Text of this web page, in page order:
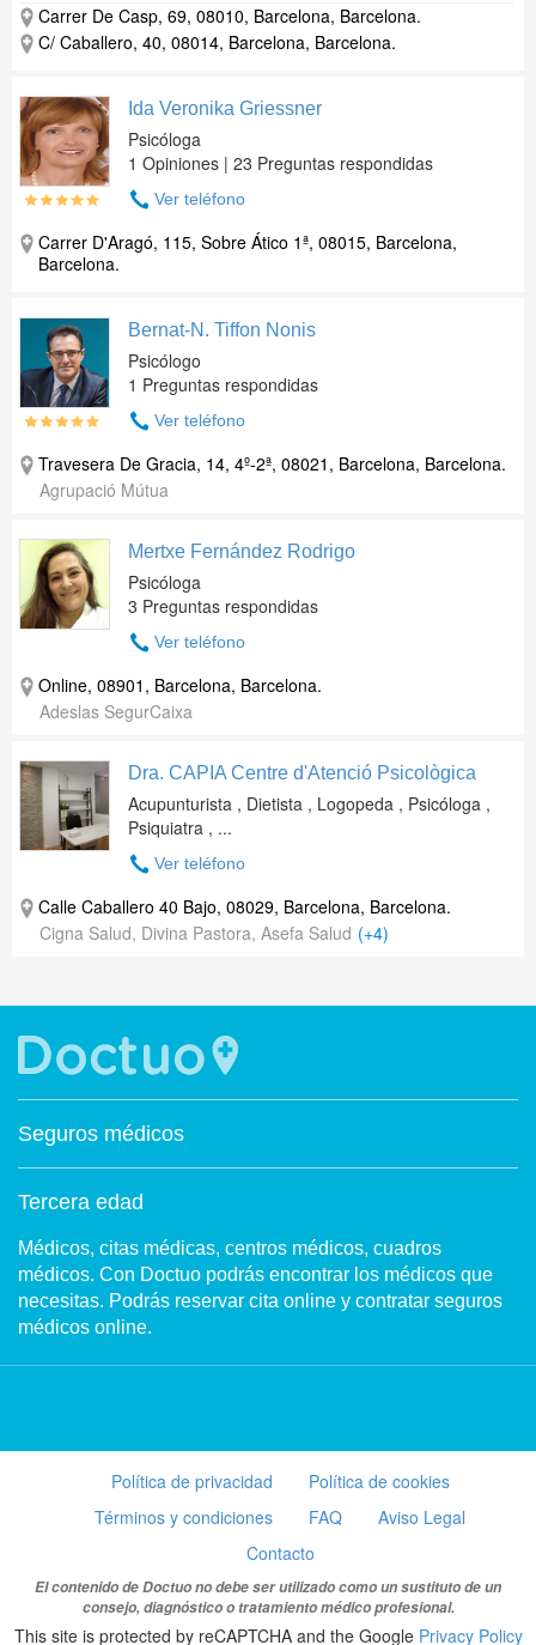
Carrer De Casp, 69, 08010, Barcelona, Barcelona.
C/ Caballero, 40, 08014, Barcelona, Barcelona.
Ida Veronika Griessner
Psicóloga
1 Opiniones | 23 Preguntas respondidas
Ver teléfono
Carrer D'Aragó, 115, Sobre Ático 1ª, 08015, Barcelona,
Barcelona.
Bernat-N. Tiffon Nonis
Psicólogo
1 Preguntas respondidas
Ver teléfono
Travesera De Gracia, 14, 4º-2ª, 08021, Barcelona, Barcelona.
Agrupació Mútua
Mertxe Fernández Rodrigo
Psicóloga
3 Preguntas respondidas
Ver teléfono
Online, 08901, Barcelona, Barcelona.
Adeslas SegurCaixa
Dra. CAPIA Centre d'Atenció Psicològica
Acupunturista , Dietista , Logopeda , Psicóloga ,
Psiquiatra , ...
Ver teléfono
Calle Caballero 40 Bajo, 08029, Barcelona, Barcelona.
Cigna Salud, Divina Pastora, Asefa Salud (+4)
Seguros médicos
Tercera edad
Médicos, citas médicas, centros médicos, cuadros
médicos. Con Doctuo podrás encontrar los médicos que
necesitas. Podrás reservar cita online y contratar seguros
médicos online.
Política de privacidad
Política de cookies
Términos y condiciones
FAQ
Aviso Legal
Contacto
El contenido de Doctuo no debe ser utilizado como un sustituto de un
consejo, diagnóstico o tratamiento médico profesional.
This site is protected by reCAPTCHA and the Google Privacy Policy